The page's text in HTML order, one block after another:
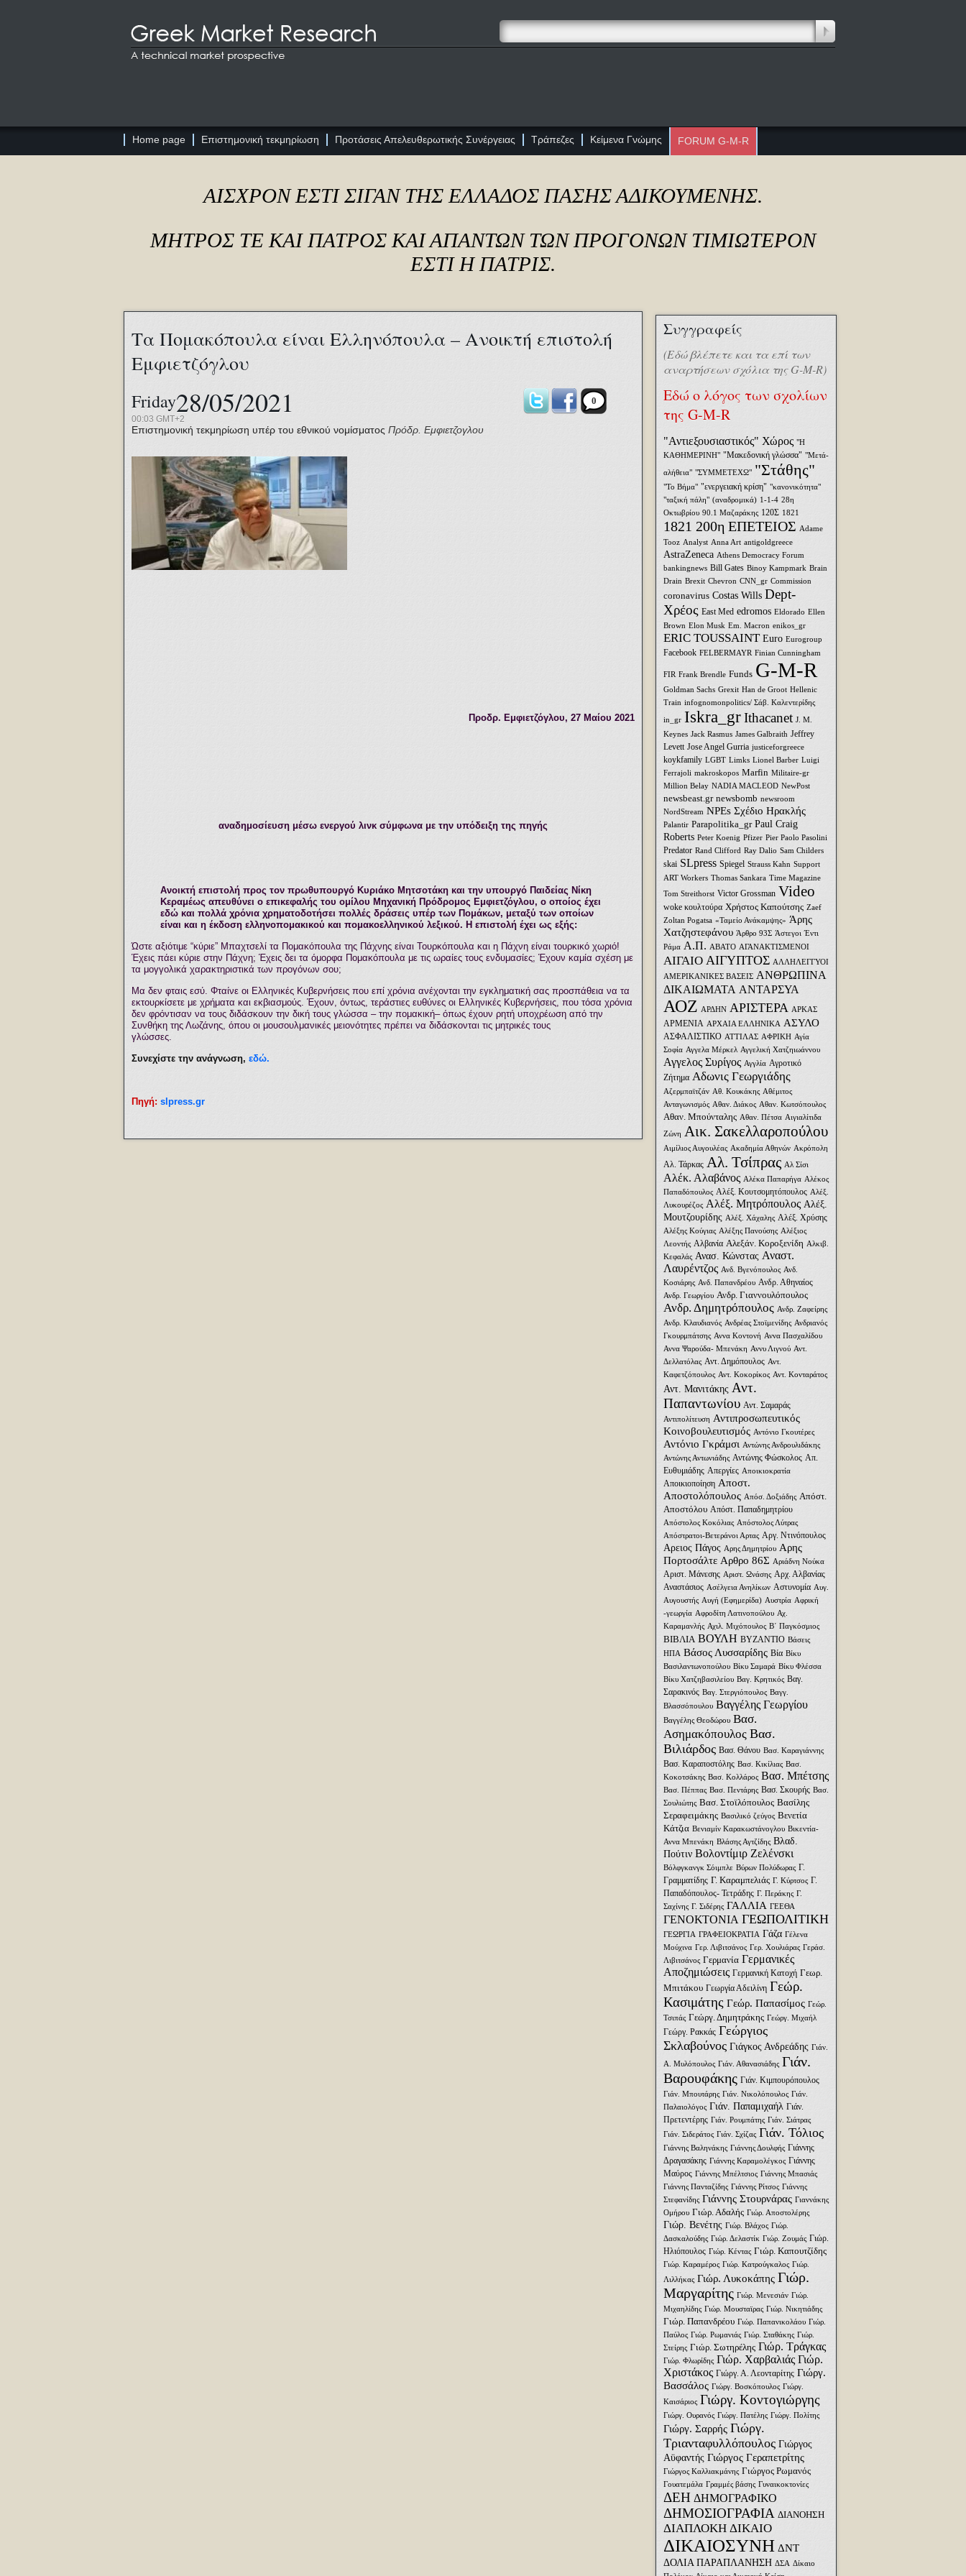
Home page Επιστημονική τεκμηρίωση Προτάσεις Απελευθερωτικής Συνέργειας Τράπεζες Κείμενα Γνώμης FORUM G-M-R
ΑΙΣΧΡΟΝ ΕΣΤΙ ΣΙΓΑΝ ΤΗΣ ΕΛΛΑΔΟΣ ΠΑΣΗΣ ΑΔΙΚΟΥΜΕΝΗΣ.
ΜΗΤΡΟΣ ΤΕ ΚΑΙ ΠΑΤΡΟΣ ΚΑΙ ΑΠΑΝΤΩΝ ΤΩΝ ΠΡΟΓΟΝΩΝ ΤΙΜΙΩΤΕΡΟΝ
ΕΣΤΙ Η ΠΑΤΡΙΣ.
Τα Πομακόπουλα είναι Ελληνόπουλα – Ανοικτή επιστολή
Εμφιετζόγλου
Friday28/05/2021
00:03 GMT+2
Επιστημονική τεκμηρίωση υπέρ του εθνικού νομίσματος Πρόδρ. Εμφιετζογλου
0
Προδρ. Εμφιετζόγλου, 27 Μαίου 2021
αναδημοσίευση μέσω ενεργού λινκ σύμφωνα με την υπόδειξη της πηγής
Ανοικτή επιστολή προς τον πρωθυπουργό Κυριάκο Μητσοτάκη και την υπουργό Παιδείας Νίκη
Κεραμέως απευθύνει ο επικεφαλής του ομίλου Μηχανική Πρόδρομος Εμφιετζόγλου, ο οποίος έχει
εδώ και πολλά χρόνια χρηματοδοτήσει πολλές δράσεις υπέρ των Πομάκων, μεταξύ των οποίων
είναι και η έκδοση ελληνοπομακικού και πομακοελληνικού λεξικού. Η επιστολή έχει ως εξής:
Ώστε αξιότιμε “κύριε” Μπαχτσελί τα Πομακόπουλα της Πάχνης είναι Τουρκόπουλα και η Πάχνη είναι τουρκικό χωριό!
Έχεις πάει κύριε στην Πάχνη; Έχεις δει τα όμορφα Πομακόπουλα με τις ωραίες τους ενδυμασίες; Έχουν καμία σχέση με
τα μογγολικά χαρακτηριστικά των προγόνων σου;
Μα δεν φταις εσύ. Φταίνε οι Ελληνικές Κυβερνήσεις που επί χρόνια ανέχονται την εγκληματική σας προσπάθεια να τα
εκτουρκίσετε με χρήματα και εκβιασμούς. Έχουν, όντως, τεράστιες ευθύνες οι Ελληνικές Κυβερνήσεις, που τόσα χρόνια
δεν φρόντισαν να τους διδάσκουν την δική τους γλώσσα – την πομακική– όπως έχουν ρητή υποχρέωση από την
Συνθήκη της Λωζάνης, όπου οι μουσουλμανικές μειονότητες πρέπει να διδάσκονται τις μητρικές τους
γλώσσες.
Συνεχίστε την ανάγνωση, εδώ.
Πηγή: slpress.gr
Συγγραφείς
(Εδώ βλέπετε και τα επί των
αναρτήσεων σχόλια της G-M-R)
Εδώ ο λόγος των σχολίων
της G-M-R
"Αντιεξουσιαστικός" Χώρος "Η
ΚΑΘΗΜΕΡΙΝΗ" "Μακεδονική γλώσσα" "Μετά-
αλήθεια" "ΣΥΜΜΕΤΕΧΩ" "Στάθης"
"Το Βήμα" "ενεργειακή κρίση" "κανονικότητα"
"ταξική πάλη" (αναδρομικά) 1-1-4 28η
Οκτωβρίου 90.1 Μαζαράκης 120Σ 1821
1821 200η ΕΠΕΤΕΙΟΣ Adame
Tooz Analyst Anna Art antigoldgreece
AstraZeneca Athens Democracy Forum
bankingnews Bill Gates Binoy Kampmark Brain
Drain Brexit Chevron CNN_gr Commission
coronavirus Costas Wills Dept-
Χρέος East Med edromos Eldorado Ellen
Brown Elon Musk Em. Macron enikos_gr
ERIC TOUSSAINT Euro Eurogroup
Facebook FELBERMAYR Finian Cunningham
FIR Frank Brendle Funds G-M-R
Goldman Sachs Grexit Han de Groot Hellenic
Train infognomonpolitics/ Σάβ. Καλεντερίδης
in_gr Iskra_grIthacanet J. M.
Keynes Jack Rasmus James Galbraith Jeffrey
Levett Jose Angel Gurria justiceforgreece
koykfamily LGBT Limks Lionel Barber Luigi
Ferrajoli makroskopos Marfin Militaire-gr
Million Belay NADIA MACLEOD NewPost
newsbeast.gr newsbomb newsroom
NordStream NPEs Σχέδιο Ηρακλής
Palantir Parapolitika_gr Paul Craig
Roberts Peter Koenig Pfizer Pier Paolo Pasolini
Predator Rand Clifford Ray Dalio Sam Childers
skai SLpress Spiegel Strauss Kahn Support
ART Workers Thomas Sankara Time Magazine
Tom Streithorst Victor Grossman Video
woke κουλτούρα Xρήστος Καπούτσης Zaef
Zoltan Pogatsa «Ταμείο Ανάκαμψης» Άρης
Χατζηστεφάνου Άρθρο 93Σ Άστεγοι Έντι
Ράμα Α.Π. ΑΒΑΤΟ ΑΓΑΝΑΚΤΙΣΜΕΝΟΙ
ΑΙΓΑΙΟ ΑΙΓΥΠΤΟΣ ΑΛΛΗΛΕΓΓΥΟΙ
ΑΜΕΡΙΚΑΝΙΚΕΣ ΒΑΣΕΙΣ ΑΝΘΡΩΠΙΝΑ
ΔΙΚΑΙΩΜΑΤΑ ΑΝΤΑΡΣΥΑ
ΑΟΖ ΑΡΔΗΝ ΑΡΙΣΤΕΡΑ ΑΡΚΑΣ
ΑΡΜΕΝΙΑ ΑΡΧΑΙΑ ΕΛΛΗΝΙΚΑ ΑΣΥΛΟ
ΑΣΦΑΛΙΣΤΙΚΟ ΑΤΤΙΛΑΣ ΑΦΡΙΚΗ Αγία
Σοφία Αγγελα Μέρκελ Αγγελική Χατζηιωάννου
Αγγελος Συρίγος Αγγλία Αγροτικό
Ζήτημα Αδωνις Γεωργιάδης
Αζερμπαϊτζάν Αθ. Κουκάκης Αθέμιτος
Ανταγωνισμός Αθαν. Διάκος Αθαν. Κωτσόπουλος
Αθαν. Μπούνταλης Αθαν. Πέτσα Αιγιαλίτιδα
Ζώνη Αικ. Σακελλαροπούλου
Αιμίλιος Αυγουλέας Ακαδημία Αθηνών Ακρόπολη
Αλ. Τάρκας Αλ. Τσίπρας Αλ Σίσι
Αλέκ. Αλαβάνος Αλέκα Παπαρήγα Αλέκος
Παπαδόπουλος Αλέξ. Κουτσομητόπουλος Αλέξ.
Λυκουρέζος Αλέξ. Μητρόπουλος Αλέξ.
Μουτζουρίδης Αλέξ. Χάχαλης Αλέξ. Χρύσης
Αλέξης Κούγιας Αλέξης Πανούσης Αλέξιος
Λεοντής Αλβανία Αλεξάν. Κοροξενίδη Αλκιβ.
Κεφαλάς Ανασ. Κώνστας Αναστ.
Λαυρέντζος Ανδ. Βγενόπουλος Ανδ.
Κοσιάρης Ανδ. Παπανδρέου Ανδρ. Αθηναίος
Ανδρ. Γεωργίου Ανδρ. Γιαννουλόπουλος
Ανδρ. Δημητρόπουλος Ανδρ. Ζαφείρης
Ανδρ. Κλαυδιανός Ανδρέας Στοϊμενίδης Ανδριανός
Γκουρμπάτσης Αννα Κοντονή Αννα Πασχαλίδου
Αννα Ψαρούδα- Μπενάκη Αννυ Λιγνού Αντ.
Δελλατόλας Αντ. Δημόπουλος Αντ.
Καφετζόπουλος Αντ. Κοκορίκος Αντ. Κονταράτος
Αντ. Μανιτάκης Αντ.
Παπαντωνίου Αντ. Σαμαράς
Αντιπολίτευση Αντιπροσωπευτικός
Κοινοβουλευτισμός Αντόνιο Γκουτέρες
Αντόνιο Γκράμσι Αντώνης Ανδρουλιδάκης
Αντώνης Αντωνιάδης Αντώνης Φώσκολος Απ.
Ευθυμιάδης Απεργίες Αποικιοκρατία
Αποικιοποίηση Αποστ.
Αποστολόπουλος Απόσ. Δοξιάδης Απόστ.
Αποστόλου Απόστ. Παπαδημητρίου
Απόστολος Κοκόλιας Απόστολος Λύτρας
Απόστρατοι-Βετεράνοι Αρτας Αργ. Ντινόπουλος
Αρειος Πάγος Αρης Δημητρίου Αρης
Πορτοσάλτε Αρθρο 86Σ Αριάδνη Nούκα
Αριστ. Μάνεσης Αριστ. Ωνάσης Αρχ. Αλβανίας
Αναστάσιος Ασέλγεια Ανηλίκων Αστυνομία Αυγ.
Αυγουστής Αυγή (Εφημερίδα) Αυστρία Αφρική
-γεωργία Αφροδίτη Λατινοπούλου Αχ.
Καραμανλής Αχιλ. Μιχόπουλος Β΄ Παγκόσμιος
ΒΙΒΛΙΑ ΒΟΥΛΗ ΒΥΖΑΝΤΙΟ Βάσεις
ΗΠΑ Βάσος Λυσσαρίδης Βία Βίκυ
Βασιλαντωνοπούλου Βίκυ Σαμαρά Βίκυ Φλέσσα
Βίκυ Χατζηβασιλείου Βαγ. Κρητικός Βαγ.
Σαρακινός Βαγ. Στεργιόπουλος Βαγγ.
Βλασσόπουλου Βαγγέλης Γεωργίου
Βαγγέλης Θεοδώρου Βασ.
Ασημακόπουλος Βασ.
Βιλιάρδος Βασ. Θάνου Βασ. Καραγιάννης
Βασ. Καραποστόλης Βασ. Κικίλιας Βασ.
Κοκοτσάκης Βασ. Κολλάρος Βασ. Μπέτσης
Βασ. Πέππας Βασ. Πεντάρης Βασ. Σκουρής Βασ.
Σουλιώτης Βασ. Στοϊλόπουλος Βασίλης
Σεραφειμάκης Βασιλικό ζεύγος Βενετία
Κάτζια Βενιαμίν Καρακωστάνογλου Βικεντία-
Αννα Μπενάκη Βλάσης Αγτζίδης Βλαδ.
Πούτιν Βολοντίμιρ Ζελένσκι
Βόλφγκανγκ Σόιμπλε Βύρων Πολύδωρας Γ.
Γραμματίδης Γ. Καραμπελιάς Γ. Κύρτσος Γ.
Παπαδόπουλος- Τετράδης Γ. Περάκης Γ.
Σαχίνης Γ. Σιδέρης ΓΑΛΛΙΑ ΓΕΕΘΑ
ΓΕΝΟΚΤΟΝΙΑ ΓΕΩΠΟΛΙΤΙΚΗ
ΓΕΩΡΓΙΑ ΓΡΑΦΕΙΟΚΡΑΤΙΑ Γάζα Γέλενα
Μούχινα Γερ. Λιβιτσάνος Γερ. Χουλιάρας Γεράσ.
Λιβιτσάνος Γερμανία Γερμανικές
Αποζημιώσεις Γερμανική Κατοχή Γεωρ.
Μπιτάκου Γεωργία Αδειλίνη Γεώρ.
Κασιμάτης Γεώρ. Παπασίμος Γεώρ.
Τσιπάς Γεώργ. Δημητράκης Γεώργ. Μιχαήλ
Γεώργ. Ρακκάς Γεώργιος
Σκλαβούνος Γιάγκος Ανδρεάδης Γιάν.
Α. Μυλόπουλος Γιάν. Αθανασιάδης Γιάν.
Βαρουφάκης Γιάν. Κιμπουρόπουλος
Γιάν. Μπουτάρης Γιάν. Νικολόπουλος Γιάν.
Παλαιολόγος Γιάν. Παπαμιχαήλ Γιάν.
Πρετεντέρης Γιάν. Ρουμπάτης Γιάν. Σιάτρας
Γιάν. Σιδεράτος Γιάν. Σχίζας Γιάν. Τόλιος
Γιάννης Βαληνάκης Γιάννης Δουλφής Γιάννης
Δραγασάκης Γιάννης Καραμολέγκος Γιάννης
Μαύρος Γιάννης Μπέλτσιος Γιάννης Μπασιάς
Γιάννης Πανταζίδης Γιάννης Ρίτσος Γιάννης
Στεφανίδης Γιάννης Στουρνάρας Γιαννάκης
Ομήρου Γιώρ. Αδαλής Γιώρ. Αποστολέρης
Γιώρ. Βενέτης Γιώρ. Βλάχος Γιώρ.
Δασκαλούδης Γιώρ. Δελαστίκ Γιώρ. Ζουμάς Γιώρ.
Ηλιόπουλος Γιώρ. Κέντας Γιώρ. Καπουτζίδης
Γιώρ. Καραμέρος Γιώρ. Κατρούγκαλος Γιώρ.
Λιλλήκας Γιώρ. Λυκοκάπης Γιώρ.
Μαργαρίτης Γιώρ. Μενεσιάν Γιώρ.
Μιχαηλίδης Γιώρ. Μουσταϊρας Γιώρ. Νικητιάδης
Γιώρ. Παπανδρέου Γιώρ. Παπανικολάου Γιώρ.
Παύλος Γιώρ. Ρωμανιάς Γιώρ. Σταθάκης Γιώρ.
Στείρης Γιώρ. Σωτηρέλης Γιώρ. Τράγκας
Γιώρ. Φλωρίδης Γιώρ. Χαρβαλιάς Γιώρ.
Χριστάκος Γιώργ. Α. Λεονταρίτης Γιώργ.
Βασσάλος Γιώργ. Βοσκόπουλος Γιώργ.
Καισάριος Γιώργ. Κοντογιώργης
Γιώργ. Ουρανός Γιώργ. Πατέλης Γιώργ. Πολίτης
Γιώργ. Σαρρής Γιώργ.
Τριανταφυλλόπουλος Γιώργος
Αϋφαντής Γιώργος Γεραπετρίτης
Γιώργος Καλλιακμάνης Γιώργος Ρωμανός
Γουατεμάλα Γραμμές βάσης Γυναικοκτονίες
ΔΕΗ ΔΗΜΟΓΡΑΦΙΚΟ
ΔΗΜΟΣΙΟΓΡΑΦΙΑ ΔΙΑΝΟΗΣΗ
ΔΙΑΠΛΟΚΗ ΔΙΚΑΙΟ
ΔΙΚΑΙΟΣΥΝΗ ΔΝΤ
ΔΟΛΙΑ ΠΑΡΑΠΛΑΝΗΣΗ ΔΣΑ Δίκαιο